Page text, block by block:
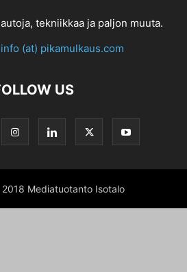
tekniikkaa ja paljon muuta.
info (at) pikamulkaus.com
US
Mediatuotanto Isotalo